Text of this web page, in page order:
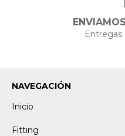
Entregas
NAVEGACIÓN
Inicio
Fitting